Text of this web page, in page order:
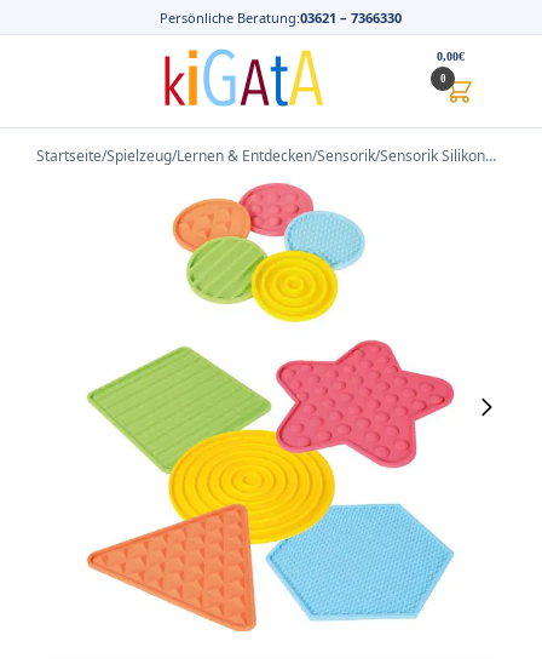
Persönliche Beratung:03621 – 7366330
0,00€
0
Startseite/Spielzeug/Lernen & Entdecken/Sensorik/ Sensorik Silikonmatten klein